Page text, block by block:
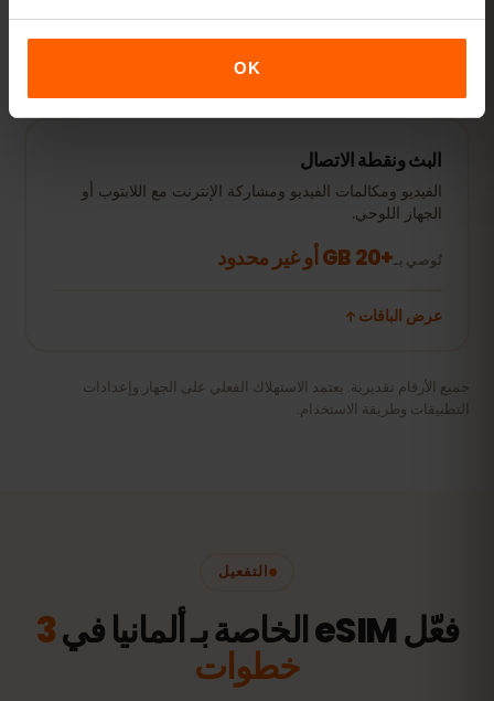
OK
البث ونقطة الاتصال
الفيديو ومكالمات الفيديو ومشاركة الإنترنت مع اللابتوب أو
الجهاز اللوحي.
نُوصي بـ+20 GB أو غير محدود
عرض الباقات
جميع الأرقام تقديرية. يعتمد الاستهلاك الفعلي على الجهاز وإعدادات
التطبيقات وطريقة الاستخدام.
التفعيل
فعّل eSIM الخاصة بـ ألمانيا في 3
خطوات